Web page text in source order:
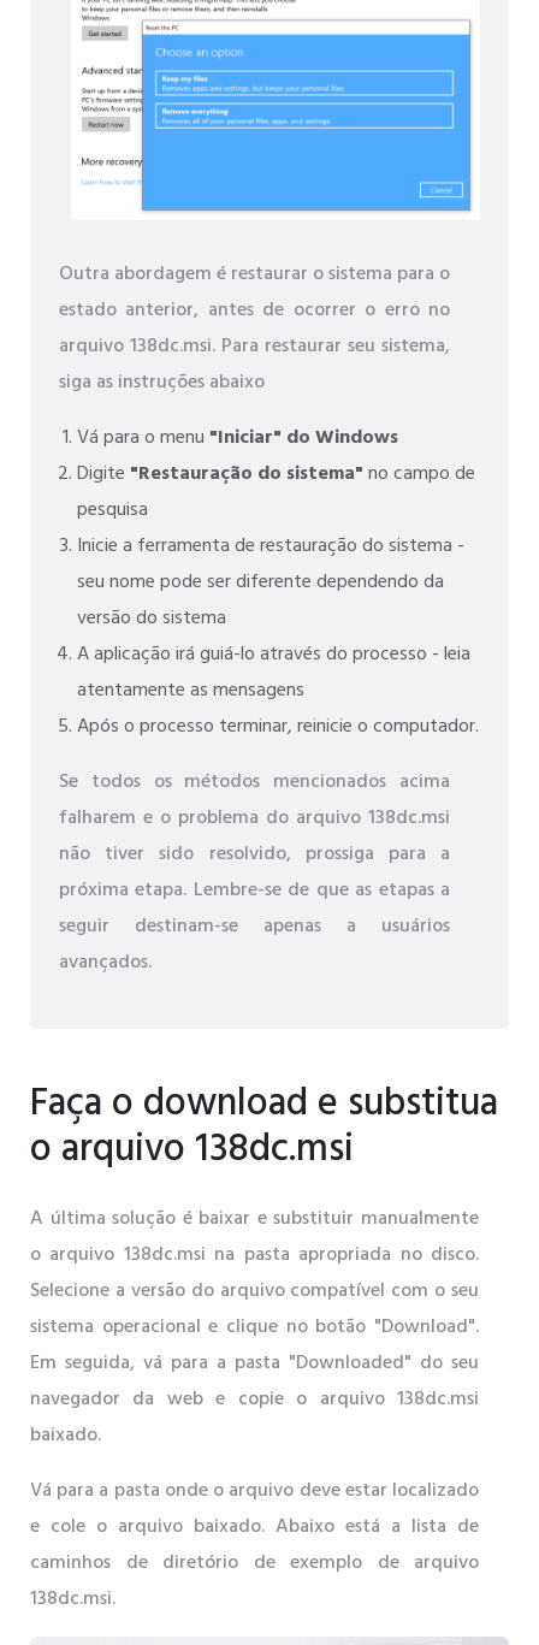
Outra abordagem é restaurar o sistema para o
estado anterior, antes de ocorrer o erro no
arquivo 138dc.msi. Para restaurar seu sistema,
siga as instruções abaixo
Vá para o menu "Iniciar" do Windows
Digite "Restauração do sistema"no campo de
pesquisa
Inicie a ferramenta de restauração do sistema -
seu nome pode ser diferente dependendo da
versão do sistema
A aplicação irá guiá-lo através do processo - leia
atentamente as mensagens
Após o processo terminar, reinicie o computador.
Se todos os métodos mencionados acima
falharem e o problema do arquivo 138dc.msi
não tiver sido resolvido, prossiga para a
próxima etapa. Lembre-se de que as etapas a
seguir destinam-se apenas a usuários
avançados.
Faça o download e substitua
o arquivo 138dc.msi
A última solução é baixar e substituir manualmente
o arquivo 138dc.msi na pasta apropriada no disco.
Selecione a versão do arquivo compatível com o seu
sistema operacional e clique no botão "Download".
Em seguida, vá para a pasta "Downloaded" do seu
navegador da web e copie o arquivo 138dc.msi
baixado.
Vá para a pasta onde o arquivo deve estar localizado
e cole o arquivo baixado. Abaixo está a lista de
caminhos de diretório de exemplo de arquivo
138dc.msi.